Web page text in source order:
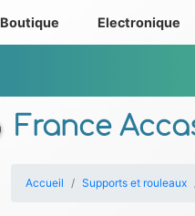
France
Boutique Electronique
Accueil Supports et rouleaux